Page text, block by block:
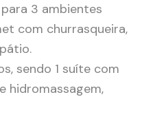
3 ambientes
com churrasqueira,
sendo 1 suíte com
hidromassagem,